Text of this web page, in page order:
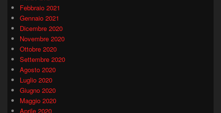
Febbraio 2021
Gennaio 2021
Dicembre 2020
Novembre 2020
Ottobre 2020
Settembre 2020
Agosto 2020
Luglio 2020
Giugno 2020
Maggio 2020
Aprile 2020